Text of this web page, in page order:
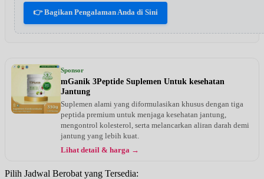
👉 Bagikan Pengalaman Anda di Sini
Sponsor
mGanik 3Peptide Suplemen Untuk kesehatan
Jantung
Suplemen alami yang diformulasikan khusus dengan tiga
peptida premium untuk menjaga kesehatan jantung,
mengontrol kolesterol, serta melancarkan aliran darah demi
jantung yang lebih kuat.
Lihat detail & harga →
Pilih Jadwal Berobat yang Tersedia: